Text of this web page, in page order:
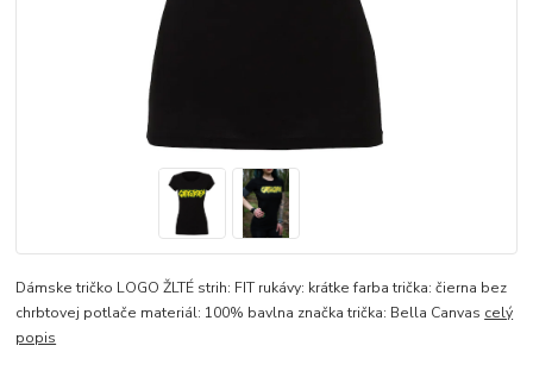
Dámske tričko LOGO ŽLTÉ strih: FIT rukávy: krátke farba trička: čierna bez
chrbtovej potlače materiál: 100% bavlna značka trička: Bella Canvas celý
popis